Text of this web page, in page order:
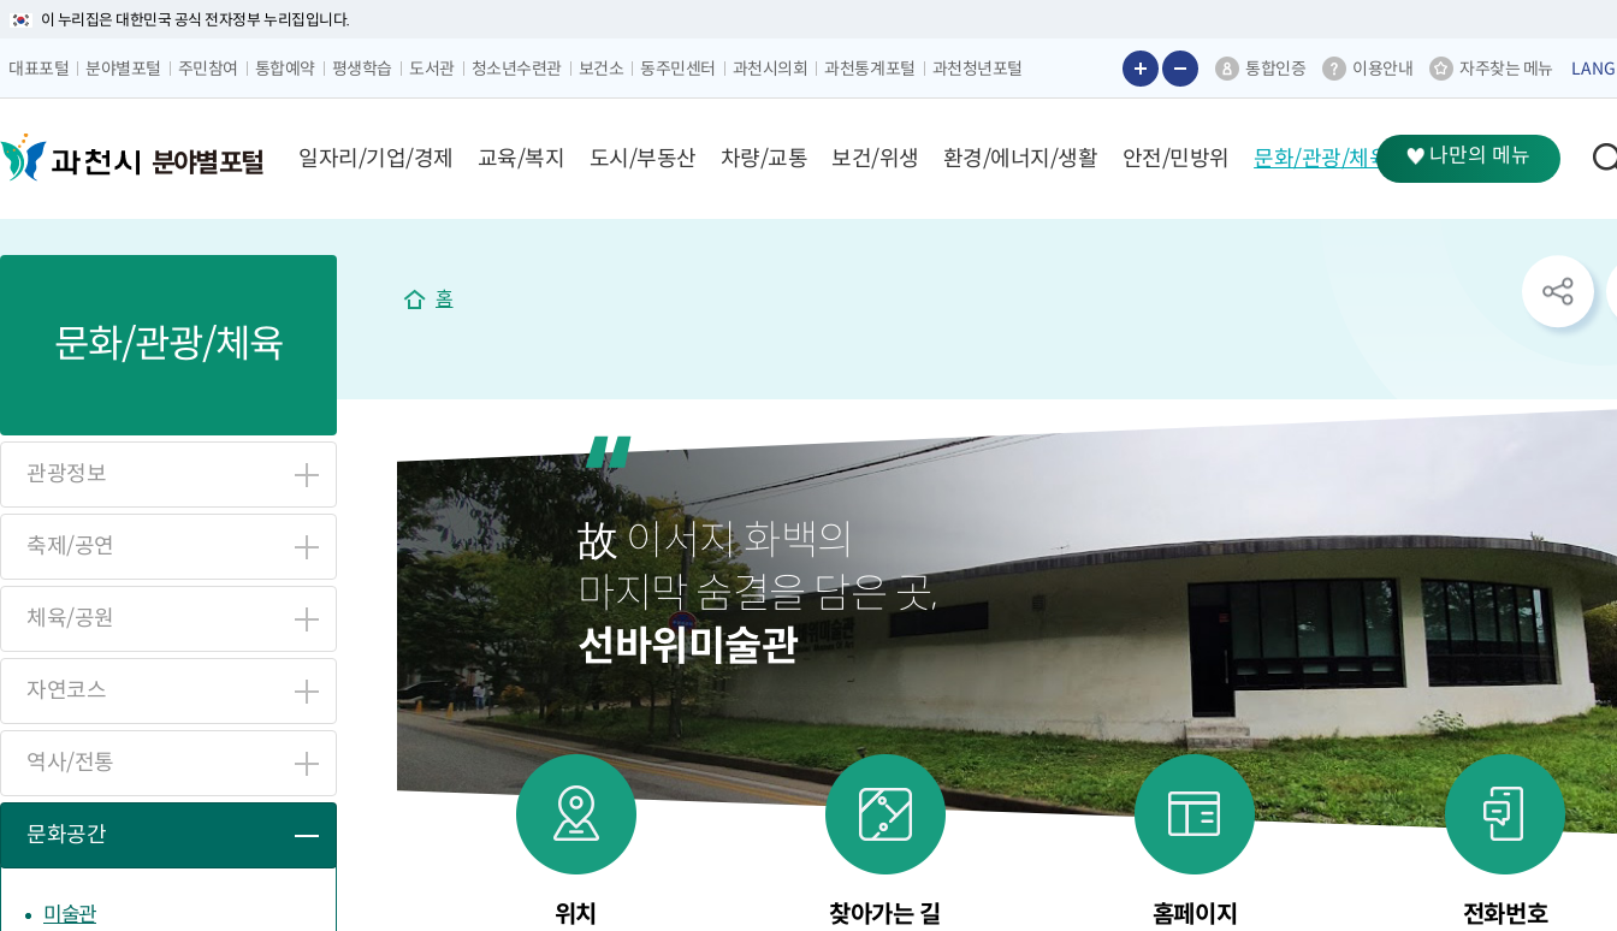
이 누리집은 대한민국 공식 전자정부 누리집입니다.
대표포털 분야별포털 주민참여 통합예약 평생학습 도서관 청소년수련관 보건소 동주민센터 과천시의회 과천통계포털 과천청년포털
글자 크게보기
글자 작게보기 통합인증 이용안내 자주찾는 메뉴
분야별 포털
메뉴 구성
일자리/기업/경제 교육/복지 도시/부동산 차량/교통 보건/위생 환경/에너지/생활 안전/민방위 문화/관광/체육 나만의 메뉴
문화/관광/체육
관광정보
축제/공연
체육/공원
자연코스
역사/전통
문화공간
미술관
홈
sns
공
유
리
故 이서지 화백의
마지막 숨결을 담은 곳,
선바위미술관
위치 찾아가는 길 홈페이지 전화번호